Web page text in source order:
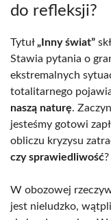
do refleksji?
Tytuł„Inny świat”
Stawia pytania o
ekstremalnych
totalitarnego
naszą naturę.
jesteśmy gotowi
obliczu kryzysu
czy sprawiedliwość?
W obozowej
jest nieludzko,